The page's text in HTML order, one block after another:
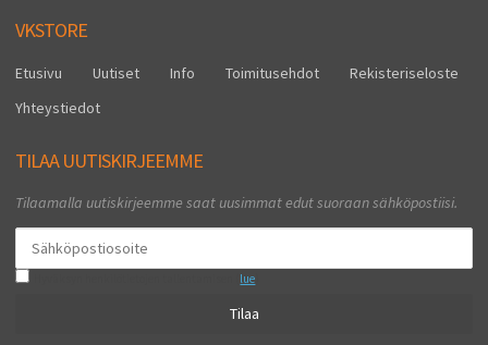
VKSTORE
Etusivu Uutiset Info Toimitusehdot
Rekisteriseloste
Yhteystiedot
TILAA UUTISKIRJEEMME
Tilaamalla uutiskirjeemme saat uusimmat edut suoraan sähköpostiisi.
lue
Tilaa